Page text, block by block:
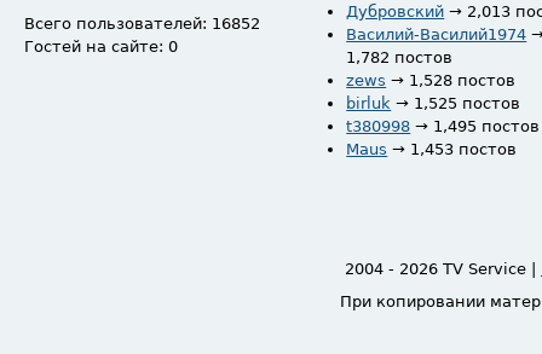
Всего пользователей: 16852
Гостей на сайте: 0
Дубровский → 2,013
Василий-Василий1974
1,782 постов
zews → 1,528 постов
birluk → 1,525 постов
t380998 → 1,495 постов
Maus → 1,453 постов
2004 - 2026 TV Service |
При копировании